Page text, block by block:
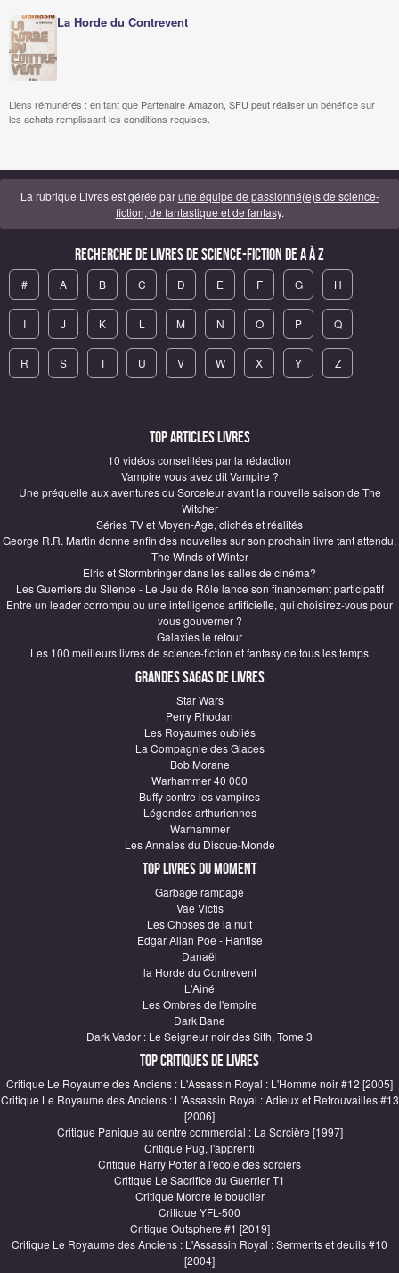
La Horde du Contrevent
Liens rémunérés : en tant que Partenaire Amazon, SFU peut réaliser un bénéfice sur
les achats remplissant les conditions requises.
La rubrique Livres est gérée parune équipe de passionné(e)s de science-
fiction, de fantastique et de fantasy.
Recherche de Livres de science-fiction de A à Z
# A B C D E F G H
I J K L M N O P Q
R S T U V W X Y Z
Top articles Livres
10 vidéos conseillées par la rédaction
Vampire vous avez dit Vampire ?
Une préquelle aux aventures du Sorceleur avant la nouvelle saison de The
Witcher
Séries TV et Moyen-Age, clichés et réalités
George R.R. Martin donne enfin des nouvelles sur son prochain livre tant attendu,
The Winds of Winter
Elric et Stormbringer dans les salles de cinéma?
Les Guerriers du Silence - Le Jeu de Rôle lance son financement participatif
Entre un leader corrompu ou une intelligence artificielle, qui choisirez-vous pour
vous gouverner ?
Galaxies le retour
Les 100 meilleurs livres de science-fiction et fantasy de tous les temps
Grandes sagas de Livres
Star Wars
Perry Rhodan
Les Royaumes oubliés
La Compagnie des Glaces
Bob Morane
Warhammer 40 000
Buffy contre les vampires
Légendes arthuriennes
Warhammer
Les Annales du Disque-Monde
Top Livres du moment
Garbage rampage
Vae Victis
Les Choses de la nuit
Edgar Allan Poe - Hantise
Danaël
la Horde du Contrevent
L'Ainé
Les Ombres de l'empire
Dark Bane
Dark Vador : Le Seigneur noir des Sith, Tome 3
Top critiques de Livres
Critique Le Royaume des Anciens : L'Assassin Royal : L'Homme noir #12 [2005]
Critique Le Royaume des Anciens : L'Assassin Royal : Adieux et Retrouvailles #13
[2006]
Critique Panique au centre commercial : La Sorcière [1997]
Critique Pug, l'apprenti
Critique Harry Potter à l'école des sorciers
Critique Le Sacrifice du Guerrier T1
Critique Mordre le bouclier
Critique YFL-500
Critique Outsphere #1 [2019]
Critique Le Royaume des Anciens : L'Assassin Royal : Serments et deuils #10
[2004]